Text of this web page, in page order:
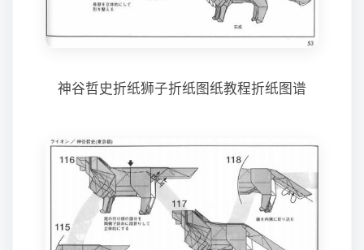
神谷哲史折纸狮子折纸图纸教程折纸图谱